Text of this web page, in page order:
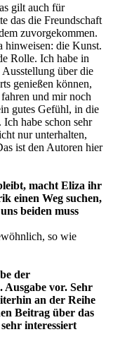
gilt auch für
das die Freundschaft
zuvorgekommen.
hinweisen: die Kunst.
Rolle. Ich habe in
über die
genießen können,
und mir noch
gutes Gefühl, in die
habe schon sehr
nur unterhalten,
ist den Autoren hier
macht Eliza ihr
einen Weg suchen,
beiden muss
so wie
der
Ausgabe vor. Sehr
an der Reihe
Beitrag über das
interessiert